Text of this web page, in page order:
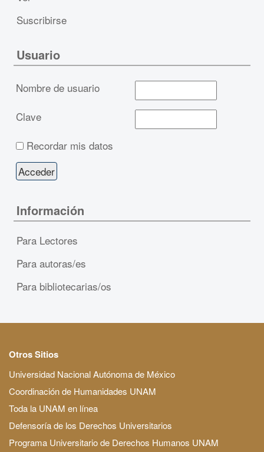
Suscribirse
Usuario
Nombre de usuario
Clave
Recordar mis datos
Información
Para Lectores
Para autoras/es
Para bibliotecarias/os
Otros Sitios
Universidad Nacional Autónoma de México
Coordinación de Humanidades UNAM
Toda la UNAM en línea
Defensoría de los Derechos Universitarios
Programa Universitario de Derechos Humanos UNAM